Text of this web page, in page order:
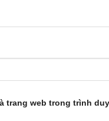
trang web trong trình